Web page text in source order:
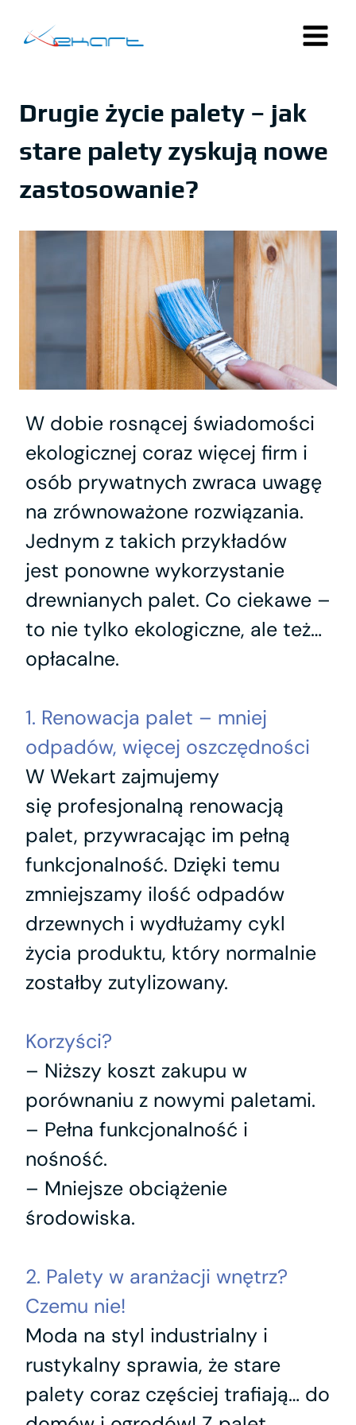
Drugie życie palety – jak
stare palety zyskują nowe
zastosowanie?
W dobie rosnącej świadomości
ekologicznej coraz więcej firm i
osób prywatnych zwraca uwagę
na zrównoważone rozwiązania.
Jednym z takich przykładów
jest ponowne wykorzystanie
drewnianych palet. Co ciekawe –
to nie tylko ekologiczne, ale też…
opłacalne.
1. Renowacja palet – mniej
odpadów, więcej oszczędności
W Wekart zajmujemy
się profesjonalną renowacją
palet, przywracając im pełną
funkcjonalność. Dzięki temu
zmniejszamy ilość odpadów
drzewnych i wydłużamy cykl
życia produktu, który normalnie
zostałby zutylizowany.
Korzyści?
– Niższy koszt zakupu w
porównaniu z nowymi paletami.
– Pełna funkcjonalność i
nośność.
– Mniejsze obciążenie
środowiska.
2. Palety w aranżacji wnętrz?
Czemu nie!
Moda na styl industrialny i
rustykalny sprawia, że stare
palety coraz częściej trafiają… do